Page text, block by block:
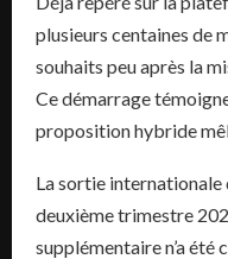
plusieurs centaines de
souhaits peu après la
Ce démarrage
proposition hybride
La sortie internationale
deuxième trimestre
supplémentaire n’a été